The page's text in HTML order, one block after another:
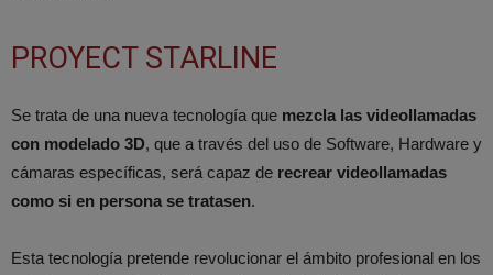
PROYECT STARLINE
Se trata de una nueva tecnología que mezcla las videollamadas
con modelado 3D, que a través del uso de Software, Hardware y
cámaras específicas, será capaz de recrear videollamadas
como si en persona se tratasen.
Esta tecnología pretende revolucionar el ámbito profesional en los